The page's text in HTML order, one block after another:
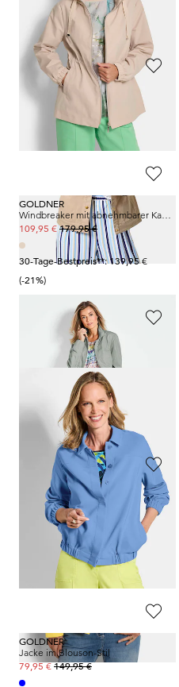
GOLDNER
159,95 €
GOLDNER
Windbreaker mit abnehmbarer Kapuze
109,95 €179,95 €
30-Tage-Bestpreis**: 139,95 €
(-21%)
Modische Übergangsjacke
159,95 €
30-Tage-Bestpreis**: 159,95 €
GOLDNER
Jeansjacke in taillierter Form
89,95 €169,95 €
30-Tage-Bestpreis**: 109,95 €
GOLDNER
Jacke im Blouson-Stil
79,95 €149,95 €